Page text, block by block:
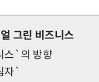
그린 비즈니스
스`의 방향
자`